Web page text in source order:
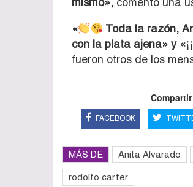
«
Toda la razón,
con la plata ajena» y
fueron otros de los
FACEBOOK
MÁS DE Anita Alvarado
rodolfo carter